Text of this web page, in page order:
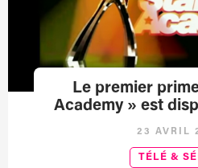
Le premier
Academy » est
23 AVRIL
TÉLÉ &